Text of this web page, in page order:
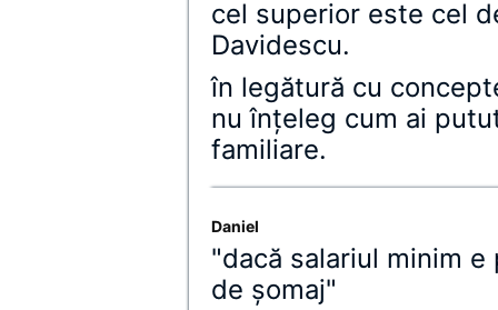
cel superior este cel
Davidescu.
în legătură cu
nu înţeleg cum ai
familiare.
Daniel
"dacă salariul minim
de şomaj"